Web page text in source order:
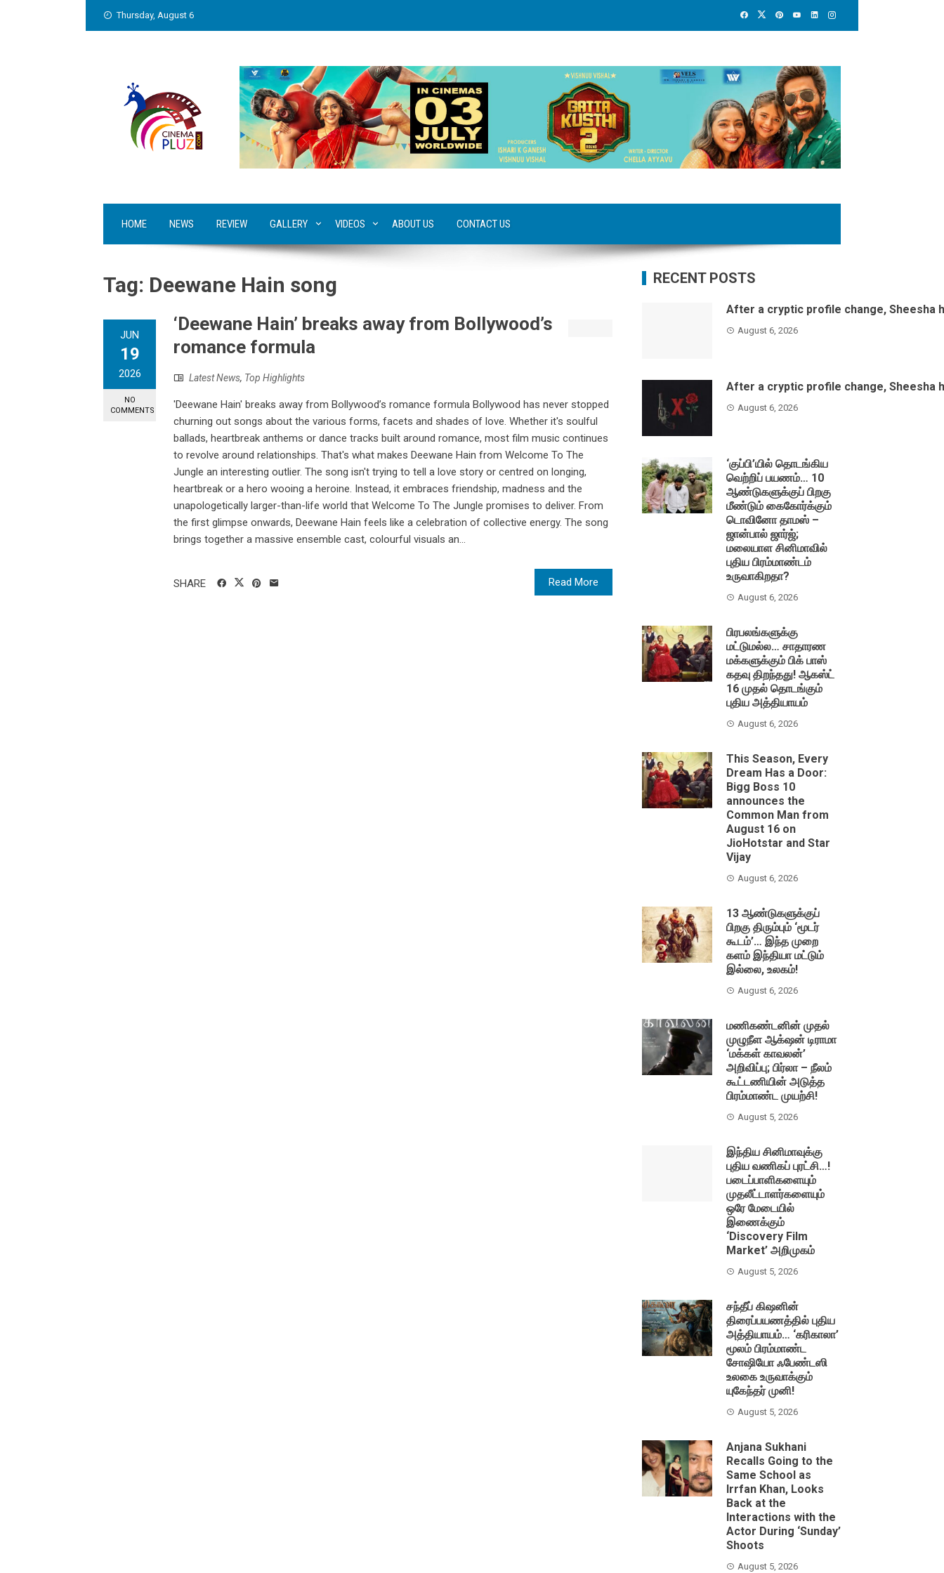
Thursday, August 6
HOME NEWS REVIEW GALLERY VIDEOS ABOUT US CONTACT US
Tag: Deewane Hain song
JUN
19
2026
NO
COMMENTS
‘Deewane Hain’ breaks away from Bollywood’s
romance formula
Latest News, Top Highlights
'Deewane Hain' breaks away from Bollywood’s romance formula Bollywood has never stopped
churning out songs about the various forms, facets and shades of love. Whether it's soulful
ballads, heartbreak anthems or dance tracks built around romance, most film music continues
to revolve around relationships. That's what makes Deewane Hain from Welcome To The
Jungle an interesting outlier. The song isn't trying to tell a love story or centred on longing,
heartbreak or a hero wooing a heroine. Instead, it embraces friendship, madness and the
unapologetically larger-than-life world that Welcome To The Jungle promises to deliver. From
the first glimpse onwards, Deewane Hain feels like a celebration of collective energy. The song
brings together a massive ensemble cast, colourful visuals an...
Read More
SHARE
RECENT POSTS
After a cryptic profile change, Sheesha
August 6, 2026
After a cryptic profile change, Sheesha
August 6, 2026
‘குப்பி’யில் தொடங்கிய
வெற்றிப் பயணம்… 10
ஆண்டுகளுக்குப் பிறகு
மீண்டும் கைகோர்க்கும்
டொவினோ தாமஸ் –
ஜான்பால் ஜார்ஜ்;
மலையாள சினிமாவில்
புதிய பிரம்மாண்டம்
உருவாகிறதா?
August 6, 2026
பிரபலங்களுக்கு
மட்டுமல்ல… சாதாரண
மக்களுக்கும் பிக் பாஸ்
கதவு திறந்தது! ஆகஸ்ட்
16 முதல் தொடங்கும்
புதிய அத்தியாயம்
August 6, 2026
This Season, Every
Dream Has a Door:
Bigg Boss 10
announces the
Common Man from
August 16 on
JioHotstar and Star
Vijay
August 6, 2026
13 ஆண்டுகளுக்குப்
பிறகு திரும்பும் ‘மூடர்
கூடம்’… இந்த முறை
களம் இந்தியா மட்டும்
இல்லை, உலகம்!
August 6, 2026
மணிகண்டனின் முதல்
முழுநீள ஆக்‌ஷன் டிராமா
‘மக்கள் காவலன்’
அறிவிப்பு; பிர்லா – நீலம்
கூட்டணியின் அடுத்த
பிரம்மாண்ட முயற்சி!
August 5, 2026
இந்திய சினிமாவுக்கு
புதிய வணிகப் புரட்சி…!
படைப்பாளிகளையும்
முதலீட்டாளர்களையும்
ஒரே மேடையில்
இணைக்கும்
‘Discovery Film
Market’ அறிமுகம்
August 5, 2026
சந்தீப் கிஷனின்
திரைப்பயணத்தில் புதிய
அத்தியாயம்… ‘கரிகாலா’
மூலம் பிரம்மாண்ட
சோஷியோ ஃபேண்டஸி
உலகை உருவாக்கும்
யுகேந்தர் முனி!
August 5, 2026
Anjana Sukhani
Recalls Going to the
Same School as
Irrfan Khan, Looks
Back at the
Interactions with the
Actor During ‘Sunday’
Shoots
August 5, 2026